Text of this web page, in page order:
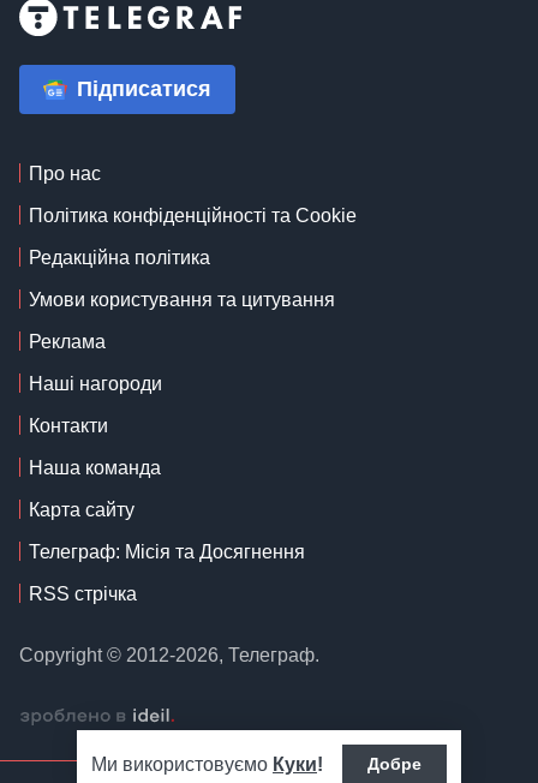
Ми використовуємо Куки! Добре
Підписатися
Про нас
Політика конфіденційності та Cookie
Редакційна політика
Умови користування та цитування
Реклама
Наші нагороди
Контакти
Наша команда
Карта сайту
Телеграф: Місія та Досягнення
RSS стрічка
Copyright © 2012-2026, Телеграф.